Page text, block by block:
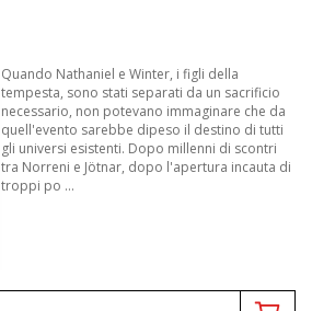
Quando Nathaniel e Winter, i figli della
tempesta, sono stati separati da un sacrificio
necessario, non potevano immaginare che da
quell'evento sarebbe dipeso il destino di tutti
gli universi esistenti. Dopo millenni di scontri
tra Norreni e Jötnar, dopo l'apertura incauta di
troppi po ...